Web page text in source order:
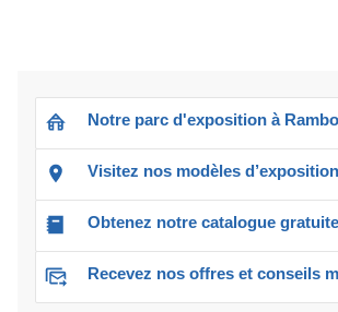
Notre parc d'exposition à
Visitez nos modèles d’exposition
Obtenez notre catalogue
Recevez nos offres et conseils